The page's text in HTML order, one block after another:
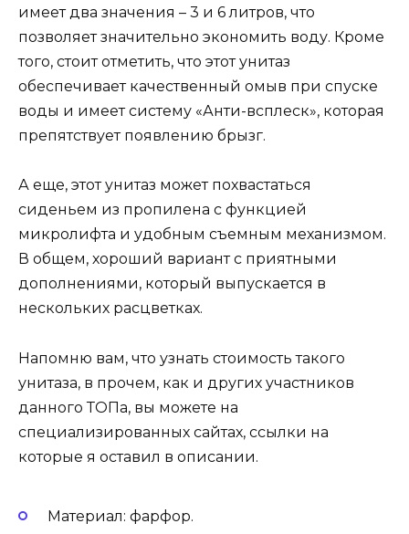
имеет два значения – 3 и 6 литров, что
позволяет значительно экономить воду. Кроме
того, стоит отметить, что этот унитаз
обеспечивает качественный омыв при спуске
воды и имеет систему «Анти-всплеск», которая
препятствует появлению брызг.
А еще, этот унитаз может похвастаться
сиденьем из пропилена с функцией
микролифта и удобным съемным механизмом.
В общем, хороший вариант с приятными
дополнениями, который выпускается в
нескольких расцветках.
Напомню вам, что узнать стоимость такого
унитаза, в прочем, как и других участников
данного ТОПа, вы можете на
специализированных сайтах, ссылки на
которые я оставил в описании.
Материал: фарфор.